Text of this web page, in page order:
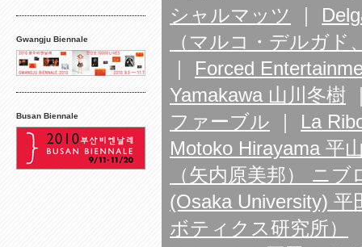
Gwangju Biennale
Busan Biennale
シャルマッツ
（マルコ・デルガ
Forced
Yamakawa 山川冬樹
ファーブル
La
Motoko Hirayama 平
（矢内原美邦） ニブ
(Osaka University)
ボティクス研究所）